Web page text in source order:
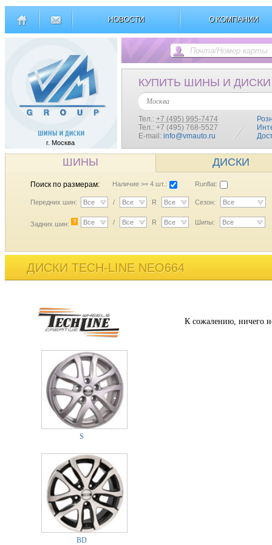
НОВОСТИ О КОМПАНИИ
г. Москва
КУПИТЬ ШИНЫ И ДИСКИ
Москва
Тел.: +7 (495) 995-7474
Тел.: +7 (495) 768-5527
E-mail: info@vmauto.ru
ШИНЫ ДИСКИ
Поиск по размерам: Наличие >= 4 шт.: Runflat:
Передних шин: Все / Все R Все Сезон: Все
Задних шин: ? Все / Все R Все Шипы: Все
ДИСКИ TECH-LINE NEO664
S
BD
К сожалению, ничего